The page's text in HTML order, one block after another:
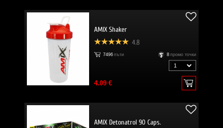
AMIX Shaker
4.8
7496 пъти 8 промо точки
4.09 €
AMIX Detonatrol 90 Caps.